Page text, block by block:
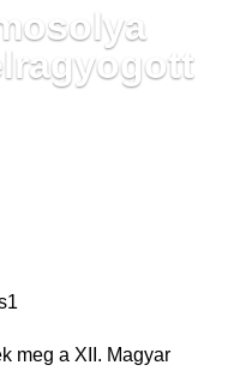
meg a XII. Magyar